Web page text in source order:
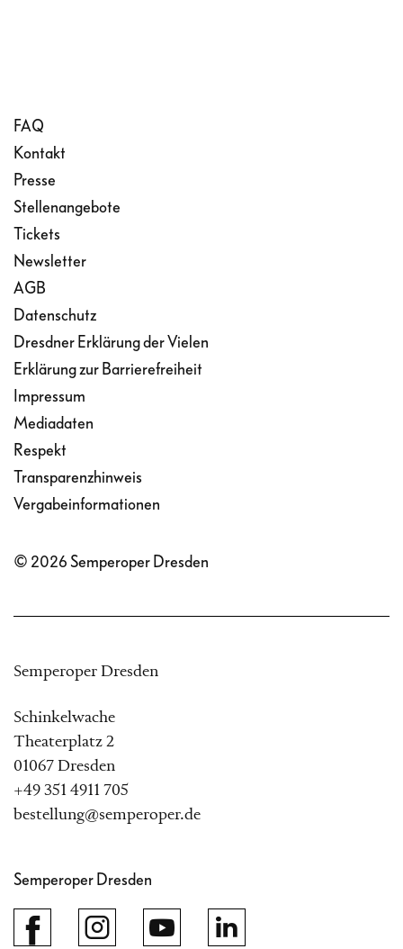
FAQ
Kontakt
Presse
Stellenangebote
Tickets
Newsletter
AGB
Datenschutz
Dresdner Erklärung der Vielen
Erklärung zur Barrierefreiheit
Impressum
Mediadaten
Respekt
Transparenzhinweis
Vergabeinformationen
© 2026 Semperoper Dresden
Semperoper Dresden
Schinkelwache
Theaterplatz 2
01067 Dresden
+49 351 4911 705
bestellung@semperoper.de
Semperoper Dresden